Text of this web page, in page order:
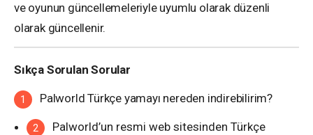
ve oyunun güncellemeleriyle uyumlu olarak düzenli
olarak güncellenir.
Sıkça Sorulan Sorular
Palworld Türkçe yamayı nereden indirebilirim?
Palworld’un resmi web sitesinden Türkçe